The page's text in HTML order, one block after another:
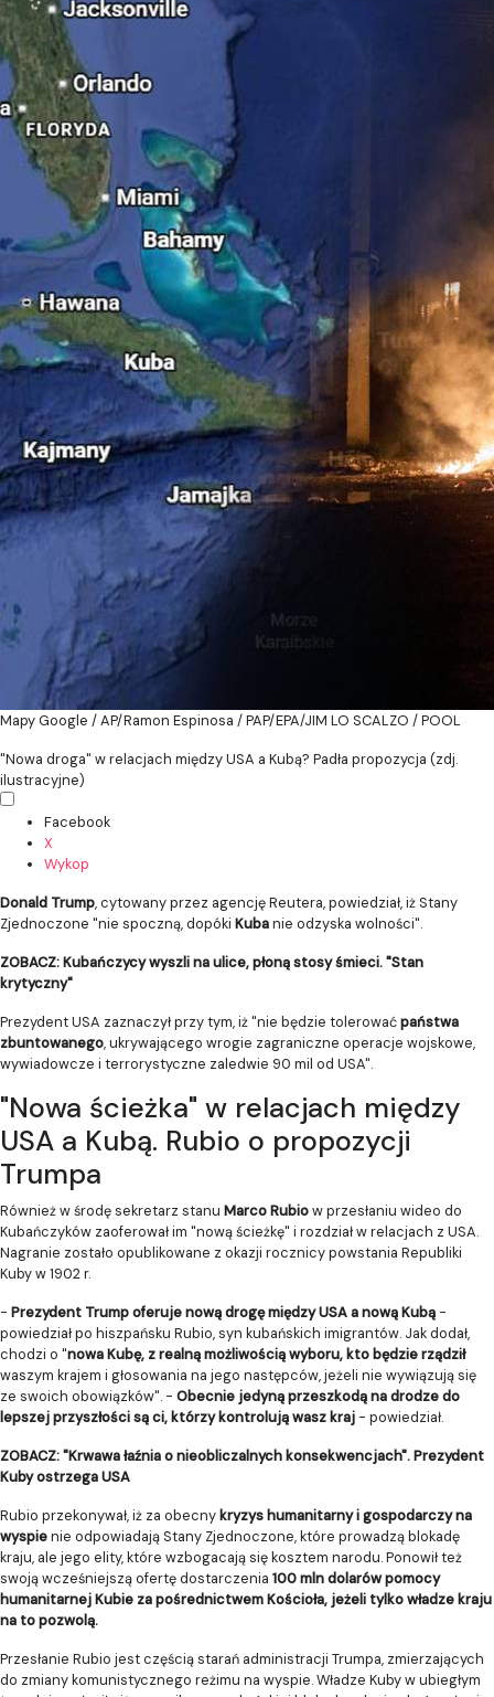
Mapy Google / AP/Ramon Espinosa / PAP/EPA/JIM LO SCALZO / POOL
"Nowa droga" w relacjach między USA a Kubą? Padła propozycja (zdj.
ilustracyjne)
Facebook
X
Wykop
Donald Trump, cytowany przez agencję Reutera, powiedział, iż Stany
Zjednoczone "nie spoczną, dopóki Kubanie odzyska wolności".
ZOBACZ: Kubańczycy wyszli na ulice, płoną stosy śmieci. "Stan
krytyczny"
Prezydent USA zaznaczył przy tym, iż "nie będzie tolerowaćpaństwa
zbuntowanego, ukrywającego wrogie zagraniczne operacje wojskowe,
wywiadowcze i terrorystyczne zaledwie 90 mil od USA".
"Nowa ścieżka" w relacjach między
USA a Kubą. Rubio o propozycji
Trumpa
Również w środę sekretarz stanu Marco Rubiow przesłaniu wideo do
Kubańczyków zaoferował im "nową ścieżkę" i rozdział w relacjach z USA.
Nagranie zostało opublikowane z okazji rocznicy powstania Republiki
Kuby w 1902 r.
- Prezydent Trump oferuje nową drogę między USA a nową Kubą -
powiedział po hiszpańsku Rubio, syn kubańskich imigrantów. Jak dodał,
chodzi o "nowa Kubę, z realną możliwością wyboru, kto będzie rządził
waszym krajem i głosowania na jego następców, jeżeli nie wywiązują się
ze swoich obowiązków". - Obecnie jedyną przeszkodą na drodze do
lepszej przyszłości są ci, którzy kontrolują wasz kraj - powiedział.
ZOBACZ: "Krwawa łaźnia o nieobliczalnych konsekwencjach". Prezydent
Kuby ostrzega USA
Rubio przekonywał, iż za obecnykryzys humanitarny i gospodarczy na
wyspienie odpowiadają Stany Zjednoczone, które prowadzą blokadę
kraju, ale jego elity, które wzbogacają się kosztem narodu. Ponowił też
swoją wcześniejszą ofertę dostarczenia 100 mln dolarów pomocy
humanitarnej Kubie za pośrednictwem Kościoła, jeżeli tylko władze kraju
na to pozwolą.
Przesłanie Rubio jest częścią starań administracji Trumpa, zmierzających
do zmiany komunistycznego reżimu na wyspie. Władze Kuby w ubiegłym